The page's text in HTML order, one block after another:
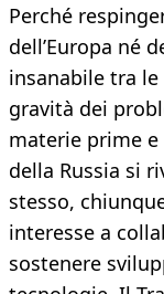
Perché
dell’Europa né
insanabile tra
gravità dei
materie prime e
della Russia si
stesso,
interesse a
sostenere